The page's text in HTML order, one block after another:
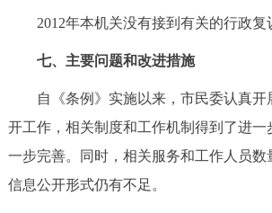
2012年本机关没有接到有关的行政复
七、主要问题和改进措施
自《条例》实施以来，市民委认真开
开工作，相关制度和工作机制得到了进一
一步完善。同时，相关服务和工作人员数
信息公开形式仍有不足。